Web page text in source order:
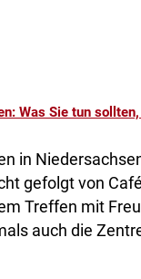
Was Sie tun
in
gefolgt von
Treffen mit
auch die